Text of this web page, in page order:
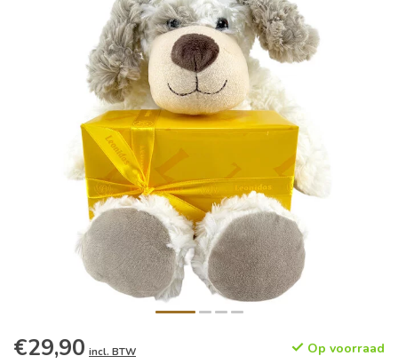
€29,90 incl. BTW Op voorraad